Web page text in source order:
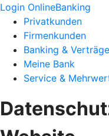
Login OnlineBanking
Privatkunden
Firmenkunden
Banking & Verträge
Meine Bank
Service &